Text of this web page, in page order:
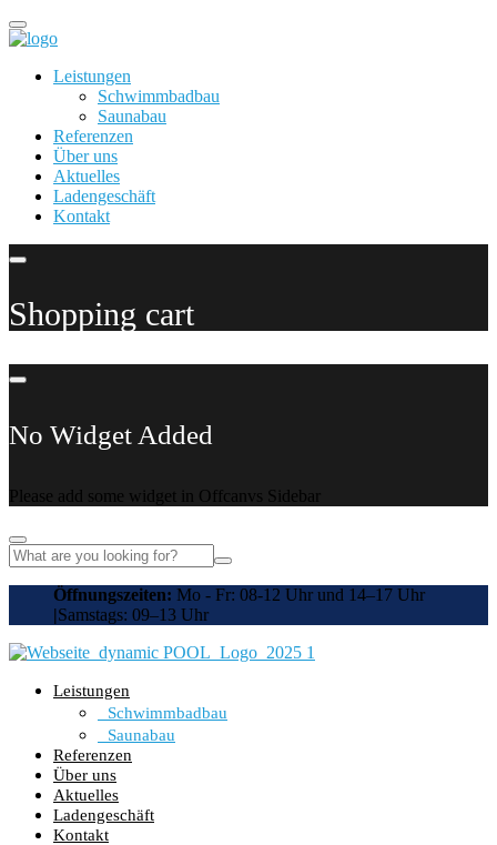
Leistungen
Schwimmbadbau
Saunabau
Referenzen
Über uns
Aktuelles
Ladengeschäft
Kontakt
Shopping cart
No Widget Added
Please add some widget in Offcanvs Sidebar
Öffnungszeiten: Mo - Fr: 08-12 Uhr und 14–17 Uhr
|Samstags: 09–13 Uhr
Leistungen
Schwimmbadbau
Saunabau
Referenzen
Über uns
Aktuelles
Ladengeschäft
Kontakt